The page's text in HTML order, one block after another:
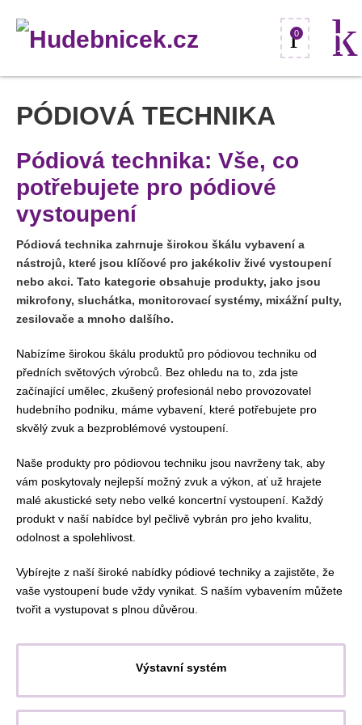
0
PÓDIOVÁ TECHNIKA
Pódiová technika: Vše, co
potřebujete pro pódiové
vystoupení
Pódiová technika zahrnuje širokou škálu vybavení a
nástrojů, které jsou klíčové pro jakékoliv živé vystoupení
nebo akci. Tato kategorie obsahuje produkty, jako jsou
mikrofony, sluchátka, monitorovací systémy, mixážní pulty,
zesilovače a mnoho dalšího.
Nabízíme širokou škálu produktů pro pódiovou techniku od
předních světových výrobců. Bez ohledu na to, zda jste
začínající umělec, zkušený profesionál nebo provozovatel
hudebního podniku, máme vybavení, které potřebujete pro
skvělý zvuk a bezproblémové vystoupení.
Naše produkty pro pódiovou techniku jsou navrženy tak, aby
vám poskytovaly nejlepší možný zvuk a výkon, ať už hrajete
malé akustické sety nebo velké koncertní vystoupení. Každý
produkt v naší nabídce byl pečlivě vybrán pro jeho kvalitu,
odolnost a spolehlivost.
Vybírejte z naší široké nabídky pódiové techniky a zajistěte, že
vaše vystoupení bude vždy vynikat. S naším vybavením můžete
tvořit a vystupovat s plnou důvěrou.
Výstavní systém